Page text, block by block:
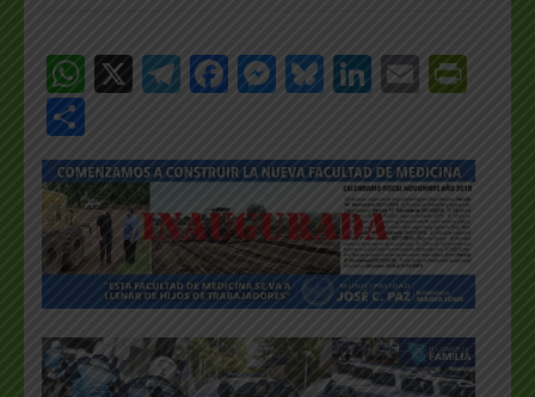
WhatsApp
X Telegram
Facebook
Messenger
Bluesky
LinkedIn
Email